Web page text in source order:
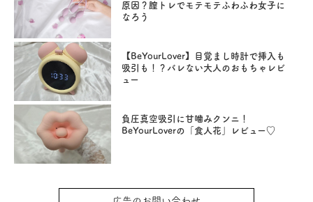
原因？膣トレでモテモテふわふわ女子に
なろう
【BeYourLover】目覚まし時計で挿入も
吸引も！？バレない大人のおもちゃレビ
ュー
負圧真空吸引に甘噛みクンニ！
BeYourLoverの「食人花」レビュー♡